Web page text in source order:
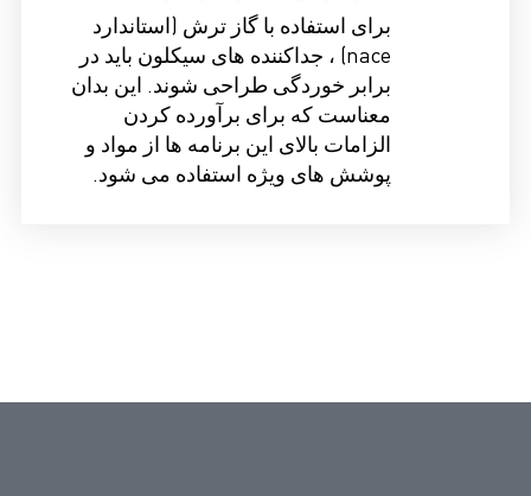
برای استفاده با گاز ترش (استاندارد
nace) ، جداکننده های سیکلون باید در
برابر خوردگی طراحی شوند. این بدان
معناست که برای برآورده کردن
الزامات بالای این برنامه ها از مواد و
پوشش های ویژه استفاده می شود.